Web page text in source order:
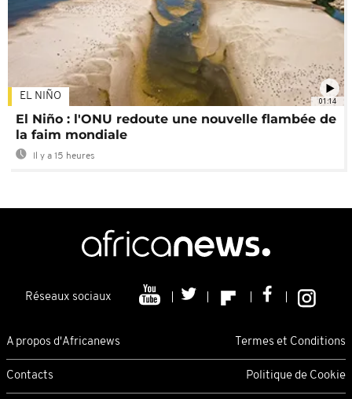
01:14
EL NIÑO
El Niño : l'ONU redoute une nouvelle flambée de
la faim mondiale
Il y a 15 heures
Réseaux sociaux
A propos d'Africanews Termes et Conditions
Contacts Politique de Cookie